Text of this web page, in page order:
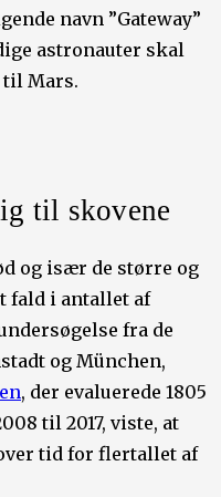
navn ”Gateway”
astronauter skal
til Mars.
til skovene
og især de større og
fald i antallet af
fra de
og München,
, der evaluerede 1805
til 2017, viste, at
tid for flertallet af